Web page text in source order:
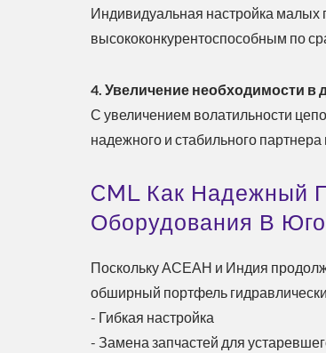
Индивидуальная настройка малых
высококонкурентоспособным по
4. Увеличение необходимости в
С увеличением волатильности
надежного и стабильного партнера
CML Как Надежный
Оборудования В
Поскольку АСЕАН и Индия
обширный портфель
- Гибкая настройка
- Замена запчастей для